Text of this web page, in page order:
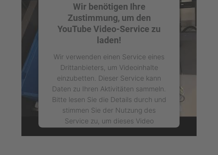
Wir benötigen Ihre
Zustimmung, um den
YouTube Video-Service zu
laden!
Wir verwenden einen Service eines
Drittanbieters, um Videoinhalte
einzubetten. Dieser Service kann
Daten zu Ihren Aktivitäten sammeln.
Bitte lesen Sie die Details durch und
stimmen Sie der Nutzung des
Service zu, um dieses Video